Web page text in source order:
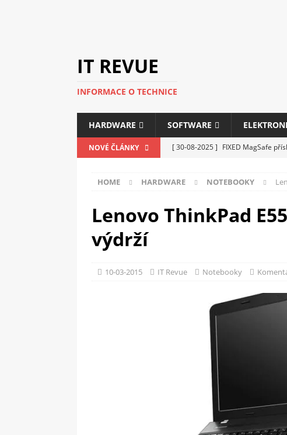
IT REVUE
INFORMACE O TECHNICE
HARDWARE SOFTWARE
NOVÉ ČLÁNKY [ 30-08-2025 ] FIXED MagSafe
[ 14-05-2025 ] Genius na veletrhu
kanceláře i domácnosti
Nová řada
[ 06-05-2025 ] Blockchain a růst
HOME HARDWARE NOTEBOOKY
Lenovo ThinkPad
výdrží
10-03-2015 IT Revue Notebooky